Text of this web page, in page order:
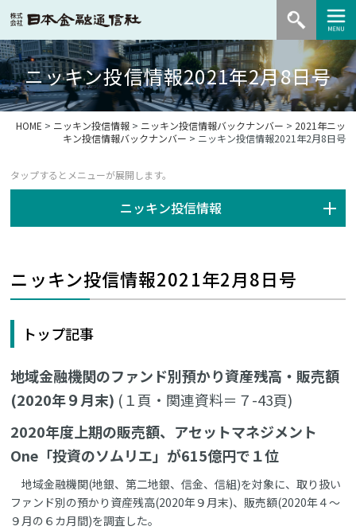
ニッキン投信情報2021年2月8日号
HOME > ニッキン投信情報> ニッキン投信情報バックナンバー > 2021年ニッ
キン投信情報バックナンバー > ニッキン投信情報2021年2月8日号
ニッキン投信情報
ニッキン投信情報2021年2月8日号
トップ記事
地域金融機関のファンド別預かり資産残高・販売額
(2020年９月末) (１頁・関連資料＝７-43頁)
2020年度上期の販売額、アセットマネジメント
One「投資のソムリエ」が615億円で１位
地域金融機関(地銀、第二地銀、信金、信組)を対象に、取り扱い
ファンド別の預かり資産残高(2020年９月末)、販売額(2020年４～
９月の６カ月間)を調査した。